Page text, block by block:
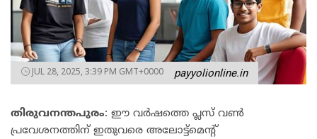
JUL 28, 2025, 3:39 PM GMT+0000 payyolionline.in
തിരുവനന്തപുരം: ഈ വർഷത്തെ പ്ലസ് വൺ
പ്രവേശനത്തിന് ഇതുവരെ അലോട്ട്മെന്റ്